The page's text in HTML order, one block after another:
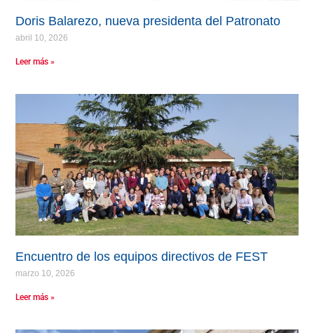
Doris Balarezo, nueva presidenta del Patronato
abril 10, 2026
Leer más »
Encuentro de los equipos directivos de FEST
marzo 10, 2026
Leer más »